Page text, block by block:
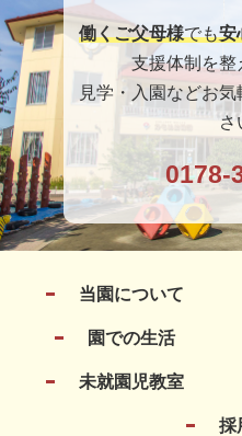
働くご父母様でも安
支援体制を整
見学・入園などお
さ
0178-
当園について
園での生活
未就園児教室
採